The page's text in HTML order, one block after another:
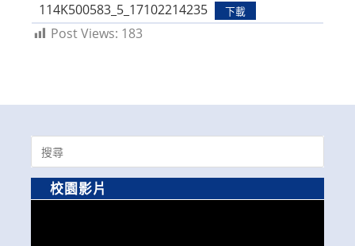
114K500583_5_17102214235 下載
Post Views: 183
for:
校園影片